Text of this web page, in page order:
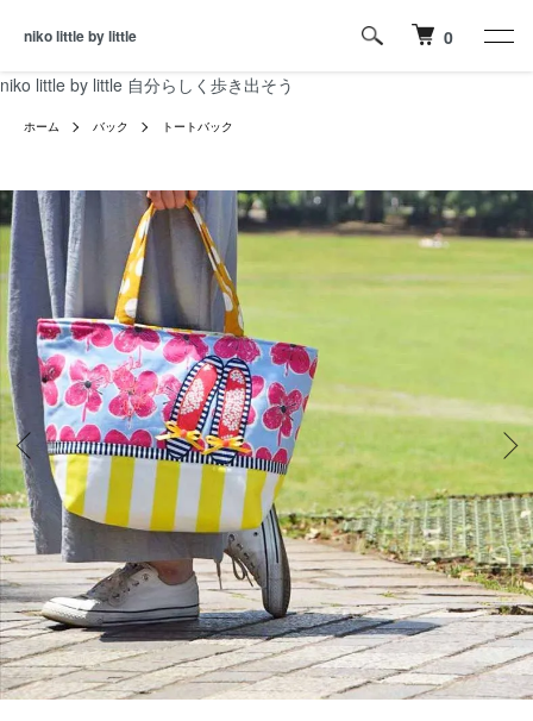
niko little by little 自分らしく歩き出そう
niko little by little 0
ホーム バック トートバック